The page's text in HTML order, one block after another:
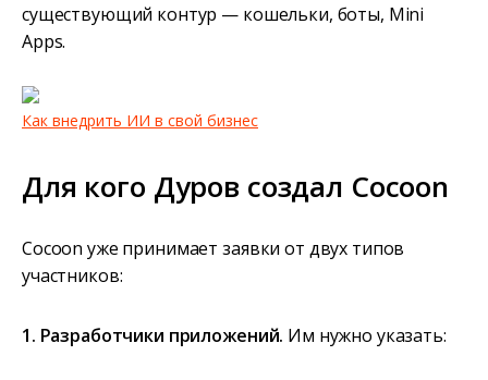
существующий контур — кошельки, боты, Mini
Apps.
Как внедрить ИИ в свой бизнес
Для кого Дуров создал Cocoon
Cocoon уже принимает заявки от двух типов
участников:
1. Разработчики приложений. Им нужно указать: